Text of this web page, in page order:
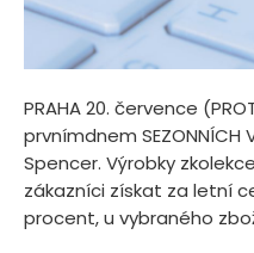
PRAHA 20. července
prvnímdnem SEZONNÍCH
Spencer. Výrobky
zákazníci získat za letní
procent, u vybraného